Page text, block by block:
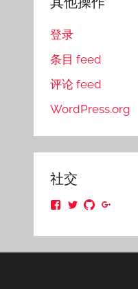
登录
条目 feed
评论 feed
WordPress.org
社交
在
查
在
查
在
查 查